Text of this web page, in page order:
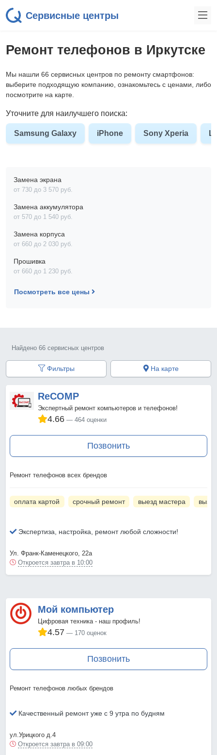
Сервисные центры
Ремонт телефонов в Иркутске
Мы нашли 66 сервисных центров по ремонту смартфонов:
выберите подходящую компанию, ознакомьтесь с ценами, либо
посмотрите на карте.
Уточните для наилучшего поиска:
Samsung Galaxy iPhone Sony Xperia
Замена экрана
от 730 до 3 570 pyб.
Замена аккумулятора
от 570 до 1 540 pyб.
Замена корпуса
от 660 до 2 030 pyб.
Прошивка
от 660 до 1 230 pyб.
Посмотреть все цены
Найдено 66 сервисных центров
Фильтры На карте
ReCOMP
Экспертный ремонт компьютеров и телефонов!
4.66 464 оценки
Позвонить
Ремонт телефонов всех брендов
оплата картой срочный ремонт выезд мастера
Экспертиза, настройка, ремонт любой сложности!
Ул. Франк-Каменецкого, 22а
Откроется завтра в 10:00
Мой компьютер
Цифровая техника - наш профиль!
4.57 170 оценок
Позвонить
Ремонт телефонов любых брендов
Качественный ремонт уже с 9 утра по будням
ул.Урицкого д.4
Откроется завтра в 09:00